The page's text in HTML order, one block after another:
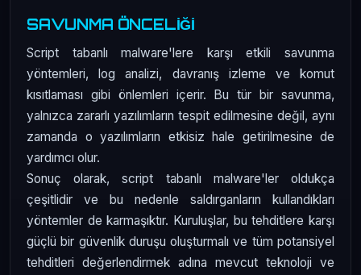
SAVUNMA ÖNCELİĞİ
Script tabanlı malware'lere karşı etkili savunma
yöntemleri, log analizi, davranış izleme ve komut
kısıtlaması gibi önlemleri içerir. Bu tür bir savunma,
yalnızca zararlı yazılımların tespit edilmesine değil, aynı
zamanda o yazılımların etkisiz hale getirilmesine de
yardımcı olur.
Sonuç olarak, script tabanlı malware'ler oldukça
çeşitlidir ve bu nedenle saldırganların kullandıkları
yöntemler de karmaşıktır. Kuruluşlar, bu tehditlere karşı
güçlü bir güvenlik duruşu oluşturmalı ve tüm potansiyel
tehditleri değerlendirmek adına mevcut teknoloji ve